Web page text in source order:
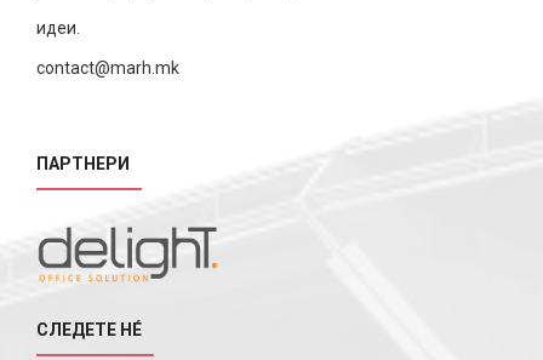
идеи.
contact@marh.mk
ПАРТНЕРИ
СЛЕДЕТЕ НÉ